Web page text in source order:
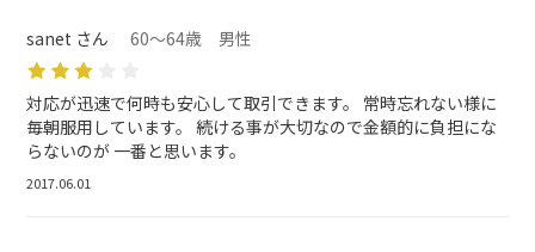
sanet さん 60～64歳 男性
対応が迅速で何時も安心して取引できます。 常時忘れない様に
毎朝服用しています。 続ける事が大切なので金額的に負担にな
らないのが 一番と思います。
2017.06.01